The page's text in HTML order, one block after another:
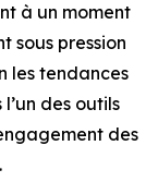
à un moment
sous pression
les tendances
des outils
des